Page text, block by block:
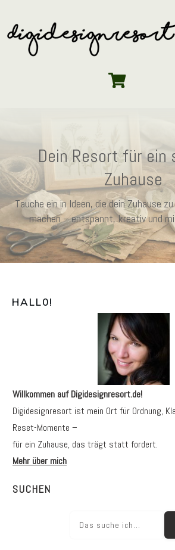
Dein Resort für ein
Zuhause
Tauche ein in Ideen, die dein Zuhause
machen – entspannt, kreativ und
HALL0!
Willkommen auf Digidesignresort.de!
Digidesignresort ist mein Ort für Ordnung,
Reset-Momente –
für ein Zuhause, das trägt statt fordert.
Mehr über mich
SUCHEN